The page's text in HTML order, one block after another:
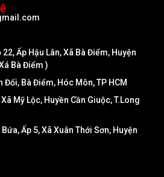
Ấp Hậu Lân, Xã Bà Điểm, Huyện
Bà Điểm )
Đối, Bà Điểm, Hóc Môn, TP HCM
Mỹ Lộc, Huyền Cần Giuộc, T.Long
Ấp 5, Xã Xuân Thới Sơn, Huyện